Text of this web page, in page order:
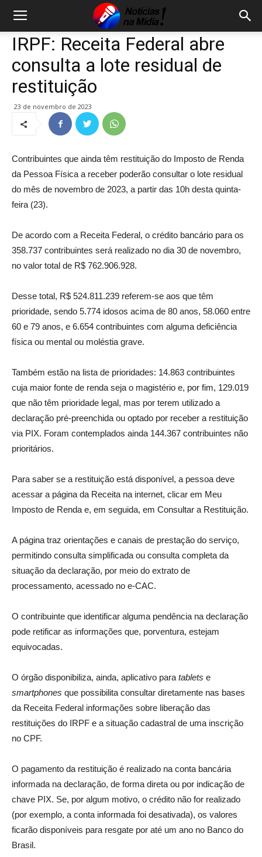
IRPF: Receita Federal abre
consulta a lote residual de
restituição
23 de novembro de 2023
Contribuintes que ainda têm restituição do Imposto de Renda
da Pessoa Física a receber poderão consultar o lote residual
do mês de novembro de 2023, a partir das 10h desta quinta-
feira (23).
De acordo com a Receita Federal, o crédito bancário para os
358.737 contribuintes será realizado no dia 30 de novembro,
no valor total de R$ 762.906.928.
Desse total, R$ 524.811.239 referem-se aos que têm
prioridade, sendo 5.774 idosos acima de 80 anos, 58.060 entre
60 e 79 anos, e 6.654 contribuintes com alguma deficiência
física ou mental ou moléstia grave.
Também estão na lista de prioridades: 14.863 contribuintes
cuja maior fonte de renda seja o magistério e, por fim, 129.019
que não têm prioridade legal, mas por terem utilizado a
declaração pré-preenchida ou optado por receber a restituição
via PIX. Foram contemplados ainda 144.367 contribuintes não
prioritários.
Para saber se a restituição está disponível, a pessoa deve
acessar a página da Receita na internet, clicar em Meu
Imposto de Renda e, em seguida, em Consultar a Restituição.
A página traz orientações e canais de prestação do serviço,
permitindo consulta simplificada ou consulta completa da
situação da declaração, por meio do extrato de
processamento, acessado no e-CAC.
O contribuinte que identificar alguma pendência na declaração
pode retificar as informações que, porventura, estejam
equivocadas.
O órgão disponibiliza, ainda, aplicativo para tablets e
smartphones que possibilita consultar diretamente nas bases
da Receita Federal informações sobre liberação das
restituições do IRPF e a situação cadastral de uma inscrição
no CPF.
O pagamento da restituição é realizado na conta bancária
informada na declaração, de forma direta ou por indicação de
chave PIX. Se, por algum motivo, o crédito não for realizado
(por exemplo, a conta informada foi desativada), os valores
ficarão disponíveis para resgate por até um ano no Banco do
Brasil.